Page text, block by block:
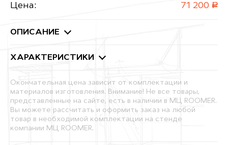
Цена: 71 200 руб.
ОПИСАНИЕ
ХАРАКТЕРИСТИКИ
Окончательная цена зависит от комплектации и
материалов изготовления. Внимание! Не все товары,
представленные на сайте, есть в наличии в МЦ ROOMER.
Вы можете рассчитать и оформить заказ на любой
товар в необходимой комплектации на стенде
компании МЦ ROOMER.